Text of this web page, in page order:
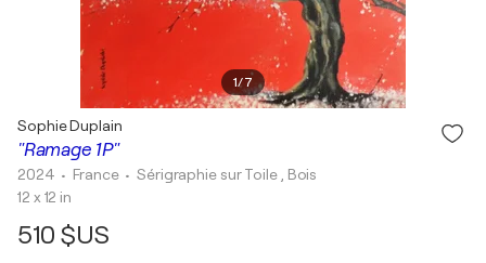
1/7
"Ramage 1P"
Sophie Duplain
2024 • France •Sérigraphie sur Toile , Bois
12 x 12 in
510 $US